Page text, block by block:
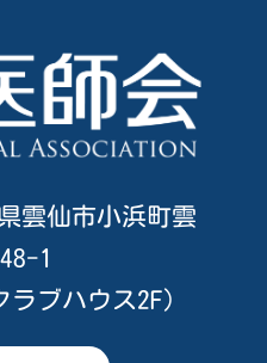
雲仙市小浜町雲
1
ラブハウス2F）